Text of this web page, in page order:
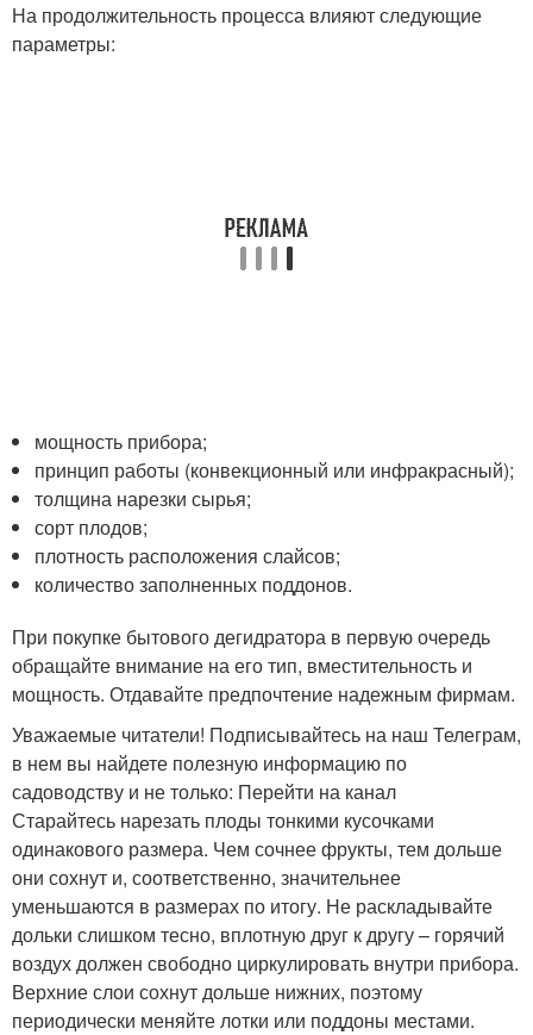
На продолжительность процесса влияют следующие
параметры:
мощность прибора;
принцип работы (конвекционный или инфракрасный);
толщина нарезки сырья;
сорт плодов;
плотность расположения слайсов;
количество заполненных поддонов.
При покупке бытового дегидратора в первую очередь
обращайте внимание на его тип, вместительность и
мощность. Отдавайте предпочтение надежным фирмам.
Уважаемые читатели! Подписывайтесь на наш Телеграм,
в нем вы найдете полезную информацию по
садоводству и не только: Перейти на канал
Старайтесь нарезать плоды тонкими кусочками
одинакового размера. Чем сочнее фрукты, тем дольше
они сохнут и, соответственно, значительнее
уменьшаются в размерах по итогу. Не раскладывайте
дольки слишком тесно, вплотную друг к другу – горячий
воздух должен свободно циркулировать внутри прибора.
Верхние слои сохнут дольше нижних, поэтому
периодически меняйте лотки или поддоны местами.